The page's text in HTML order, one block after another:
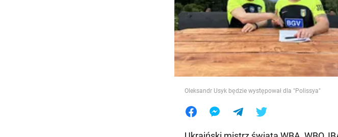
Świat
Jedzenie
Oleksandr Usyk będzie występował dla "Polissya"